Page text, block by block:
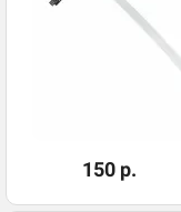
150 р.